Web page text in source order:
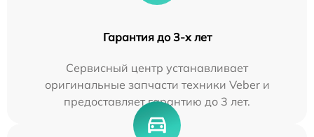
Гарантия до 3-х лет
Сервисный центр устанавливает
оригинальные запчасти техники Veber и
предоставляет гарантию до 3 лет.